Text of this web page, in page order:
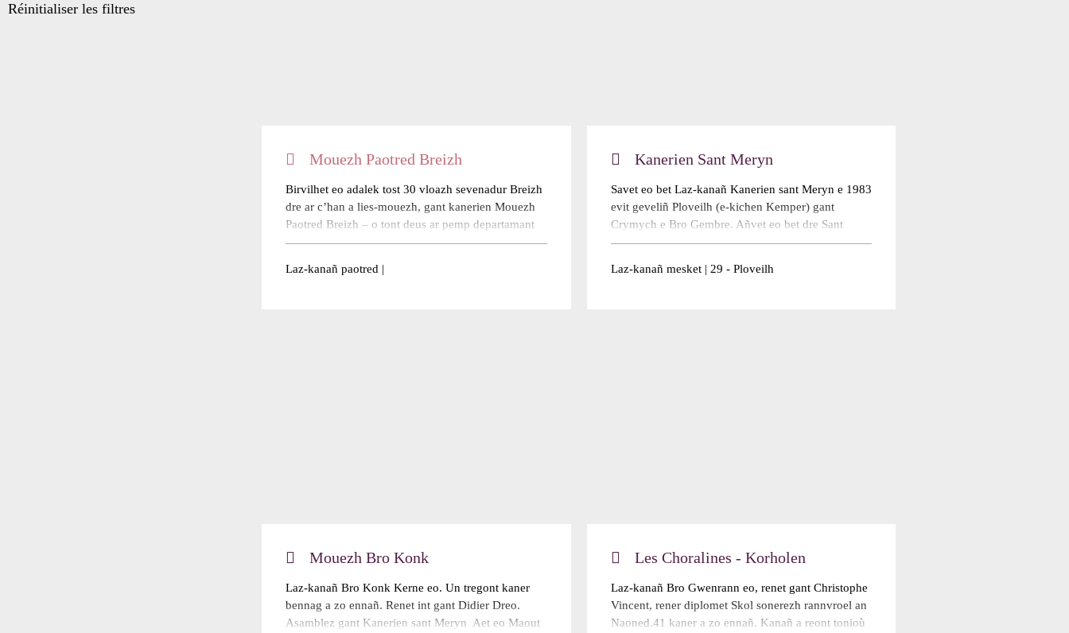
Réinitialiser les filtres
Mouezh Paotred Breizh
Birvilhet eo adalek tost 30 vloazh sevenadur Breizh
dre ar c’han a lies-mouezh, gant kanerien Mouezh
Paotred Breizh – o tont deus ar pemp departamant
Breizh istorel.Dougañ a reont enno, gant foug ha
Lavar a reont dreistholl braventezh ha pinvidigezh o
Laz-kanañ paotred |
Kanerien Sant Meryn
Savet eo bet Laz-kanañ Kanerien sant Meryn e 1983
evit geveliñ Ploveilh (e-kichen Kemper) gant
Crymych e Bro Gembre. Añvet eo bet dre Sant
Meryn, patron Ploveilh. Kreñvaet eo bet roll an
bloavezhioù. Kanañ a ra dreizholl e Kerne, met ivez
Laz-kanañ mesket | 29 - Ploveilh
Mouezh Bro Konk
Laz-kanañ Bro Konk Kerne eo. Un tregont kaner
bennag a zo ennañ. Renet int gant Didier Dreo.
Asamblez gant Kanerien sant Meryn Aet eo Maout
Les Choralines - Korholen
Laz-kanañ Bro Gwenrann eo, renet gant Christophe
Vincent, rener diplomet Skol sonerezh rannvroel an
Naoned.41 kaner a zo ennañ. Kanañ a reont tonioù